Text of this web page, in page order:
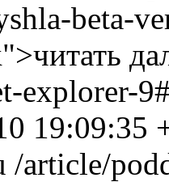
beta-
explorer-
19:09:35
/article/